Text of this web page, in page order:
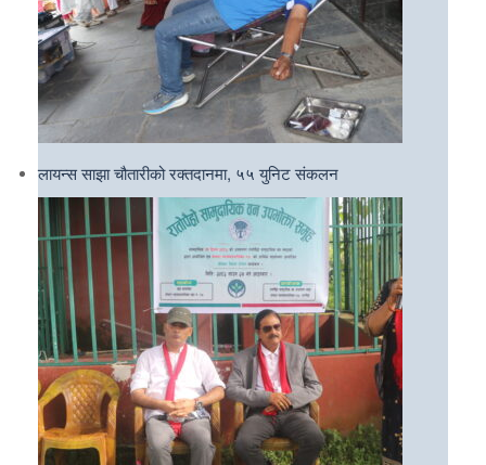
लायन्स साझा चौतारीको रक्तदानमा, ५५ युनिट संकलन